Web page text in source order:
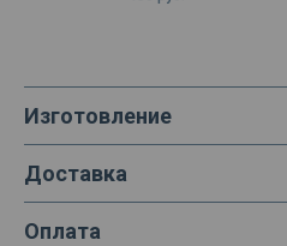
Изготовление
Доставка
Оплата